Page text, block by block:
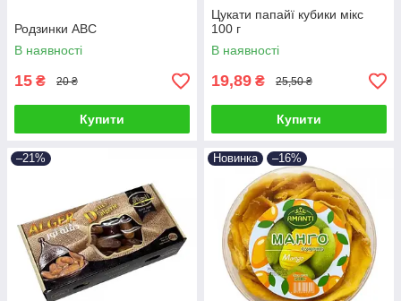
Родзинки АВС
В наявності
15 ₴ 20 ₴
Купити
Цукати папайї кубики мікс
100 г
В наявності
19,89 ₴ 25,50 ₴
Купити
–21% Новинка –16%